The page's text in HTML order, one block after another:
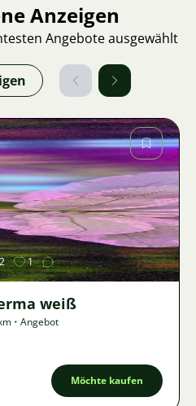
Anzeigen
Angebote ausgewählt
Bild
1
weiß
• Angebot
Möchte kaufen